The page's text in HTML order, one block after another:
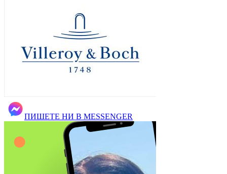
ПИШЕТЕ НИ В MESSENGER